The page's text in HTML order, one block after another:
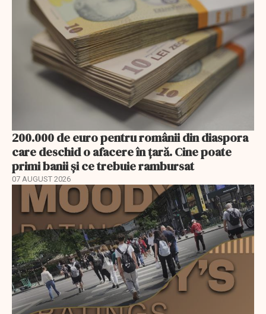
200.000 de euro pentru românii din diaspora
care deschid o afacere în țară. Cine poate
primi banii și ce trebuie rambursat
07 AUGUST 2026